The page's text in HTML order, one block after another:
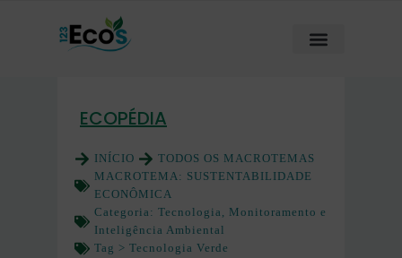
ECOPÉDIA
INÍCIO
TODOS OS MACROTEMAS
MACROTEMA: SUSTENTABILIDADE
ECONÔMICA
Categoria: Tecnologia, Monitoramento e
Inteligência Ambiental
Tag > Tecnologia Verde